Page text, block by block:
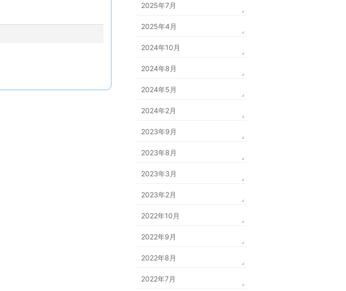
2025年7月
2025年4月
2024年10月
2024年8月
2024年5月
2024年2月
2023年9月
2023年8月
2023年3月
2023年2月
2022年10月
2022年9月
2022年8月
2022年7月